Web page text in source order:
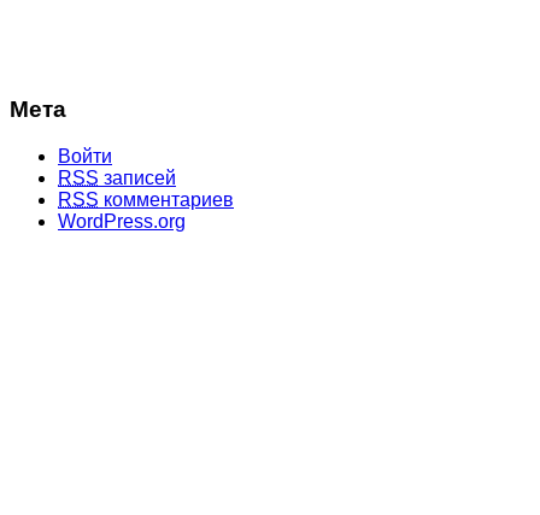
Мета
Войти
RSS записей
RSS комментариев
WordPress.org